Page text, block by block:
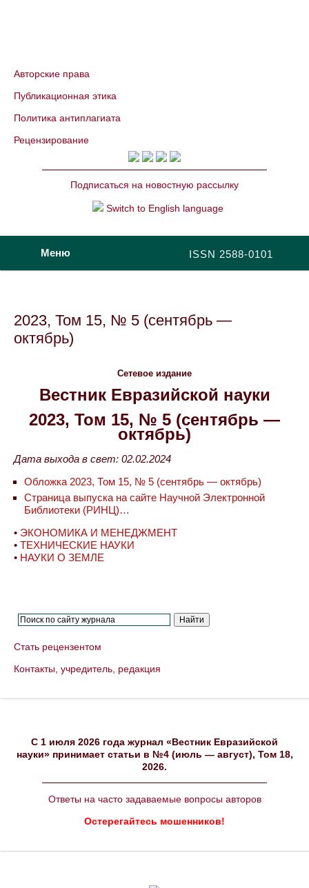
Авторские права
Публикационная этика
Политика антиплагиата
Рецензирование
Подписаться на новостную рассылку
Switch to English language
ISSN 2588-0101
Меню
2023, Том 15, № 5 (сентябрь —
октябрь)
Сетевое издание
Вестник Евразийской науки
2023, Том 15, № 5 (сентябрь —
октябрь)
Дата выхода в свет: 02.02.2024
Обложка 2023, Том 15, № 5 (сентябрь — октябрь)
Страница выпуска на сайте Научной Электронной
Библиотеки (РИНЦ)…
• ЭКОНОМИКА И МЕНЕДЖМЕНТ
• ТЕХНИЧЕСКИЕ НАУКИ
• НАУКИ О ЗЕМЛЕ
Стать рецензентом
Контакты, учредитель, редакция
C 1 июля 2026 года журнал «Вестник Евразийской
науки» принимает статьи в №4 (июль — август), Том 18,
2026.
Ответы на часто задаваемые вопросы авторов
Остерегайтесь мошенников!